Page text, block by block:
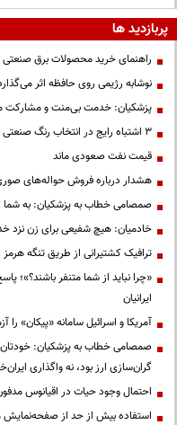
پربازدید ها
راهنمای خرید محصولات برق صنعتی ABB
نوشابه رژیمی روی حافظه اثر
پزشکیان: خدمت بی‌منت و مشارکت
3 اشتباه رایج در انتخاب رنگ صنعتی که هزینه‌اش را سال‌ها می‌پردازید...
قیمت نفت صعودی ماند
هشدار درباره فروش حواله‌های
صمصامی خطاب به پزشکیان: به شما
خادمیان: هیچ شفیعی برای زن نزد
ترافیک کشتیرانی از طریق تنگه هرمز در یک هفته
«چرا نباید از شما متنفر باشند؟»؛
ایرانیان
آمریکا و اسرائیل سامانه «پیکان» را
صمصامی خطاب به پزشکیان: خودتان
گران‌سازی ارز بود، نه واگذاری
احتمال وجود حیات در اقیانوس
استفاده بیش از حد از صفحه‌نمایش